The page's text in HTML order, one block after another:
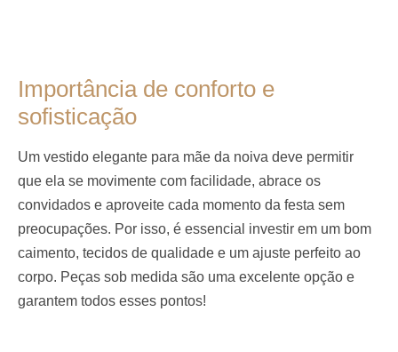
Importância de conforto e
sofisticação
Um vestido elegante para mãe da noiva deve permitir
que ela se movimente com facilidade, abrace os
convidados e aproveite cada momento da festa sem
preocupações. Por isso, é essencial investir em um bom
caimento, tecidos de qualidade e um ajuste perfeito ao
corpo. Peças sob medida são uma excelente opção e
garantem todos esses pontos!